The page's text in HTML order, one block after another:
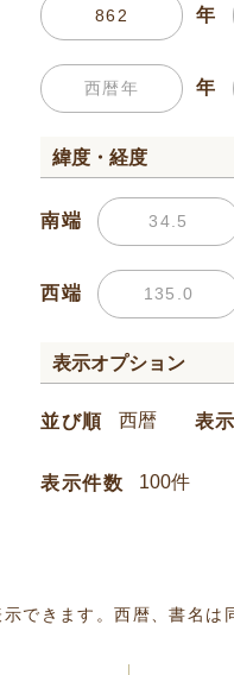
年
年
緯度・経度
南端
西端
表示オプション
並び順 表
表示件数
できます。西暦、書名